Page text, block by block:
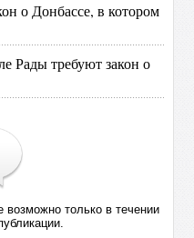
о Донбассе, в котором
Рады требуют закон о
возможно только в течении